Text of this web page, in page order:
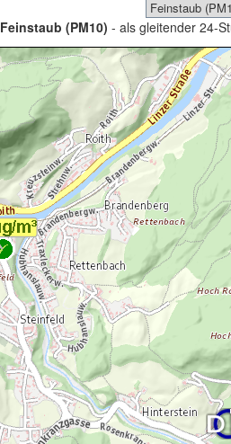
Feinstaub (PM10) - als gleitender 24-